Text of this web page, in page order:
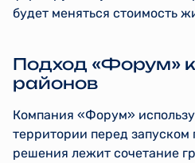
будет меняться стоимость
Подход «Форум»
районов
Компания «Форум»
территории перед запуском
решения лежит сочетание